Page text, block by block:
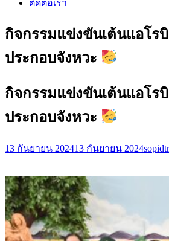
ติดต่อเรา
กิจกรรมแข่งขันเต้นแอโร
ประกอบจังหวะ
กิจกรรมแข่งขันเต้นแอโร
ประกอบจังหวะ
13 กันยายน 202413 กันยายน 2024